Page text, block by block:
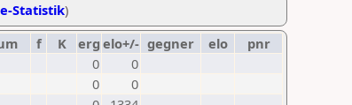
Statistik)
f K erg elo+/- gegner elo
pnr
0
0
0
0